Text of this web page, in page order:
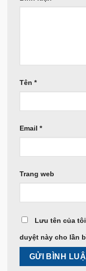
Tên *
Email *
Trang web
Lưu tên của
duyệt này cho lần